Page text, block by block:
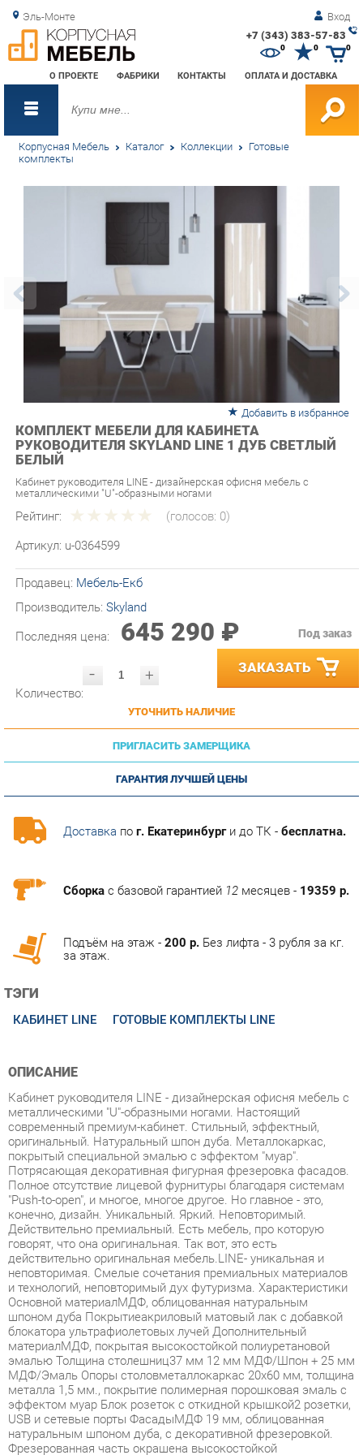
Эль-Монте Вход
+7 (343) 383-57-83
О ПРОЕКТЕ ФАБРИКИ КОНТАКТЫ ОПЛАТА И ДОСТАВКА
0 0
Корпусная Мебель Каталог Коллекции Готовые
комплекты
Добавить в избранное
КОМПЛЕКТ МЕБЕЛИ ДЛЯ КАБИНЕТА
РУКОВОДИТЕЛЯ SKYLAND LINE 1 ДУБ СВЕТЛЫЙ
БЕЛЫЙ
Кабинет руководителя LINE - дизайнерская офисня мебель с
Рейтинг: (голосов:0
Артикул: u-0364599
Производитель:Skyland
Последняя цена: 645 290 ₽
- ЗАКАЗАТЬ
УТОЧНИТЬ НАЛИЧИЕ
ПРИГЛАСИТЬ ЗАМЕРЩИКА
ГАРАНТИЯ ЛУЧШЕЙ ЦЕНЫ
Доставкапог. Екатеринбурги до ТК -бесплатна.
ТЭГИ
металлическими "U"-образными ногами. Настоящий
оригинальный. Натуральный шпон дуба. Металлокаркас,
покрытый специальной эмалью с эффектом "муар".
Потрясающая декоративная фигурная фрезеровка фасадов.
Полное отсутствие лицевой фурнитуры благодаря системам
"Push-to-open", и многое, многое другое. Но главное - это,
конечно, дизайн. Уникальный. Яркий. Неповторимый.
Действительно премиальный. Есть мебель, про которую
говорят, что она оригинальная. Так вот, это есть
действительно оригинальная мебель.LINE- уникальная и
неповторимая. Смелые сочетания премиальных материалов
и технологий, неповторимый дух футуризма. Характеристики
Основной материалМДФ, облицованная натуральным
шпоном дуба Покрытиеакриловый матовый лак с добавкой
блокатора ультрафиолетовых лучей Дополнительный
материалМДФ, покрытая высокостойкой полиуретановой
эмалью Толщина столешниц37 мм 12 мм МДФ/Шпон + 25 мм
МДФ/Эмаль Опоры столовметаллокаркас 20х60 мм, толщина
металла 1,5 мм., покрытие полимерная порошковая эмаль с
эффектом муар Блок розеток с откидной крышкой2 розетки,
USB и сетевые порты ФасадыМДФ 19 мм, облицованная
натуральным шпоном дуба, с декоративной фрезеровкой.
Фрезерованная часть окрашена высокостойкой
полиуретановой эмалью Петлис системой PUSH-TO-OPEN
Направляющие ящиковскрытые шариковые полного
выдвижения с системой PUSH-TO-OPEN Регулировка по
высоте столов и шкафоврегулируемые опоры, диапазон - до